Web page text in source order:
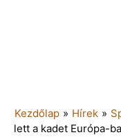
Kezdőlap » Hírek »
lett a kadet Európa-